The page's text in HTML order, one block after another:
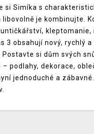
si Simíka s
je kombinujte.
3 obsahují nový, rychlý
si dům svých
podlahy, dekorace,
jednoduché a